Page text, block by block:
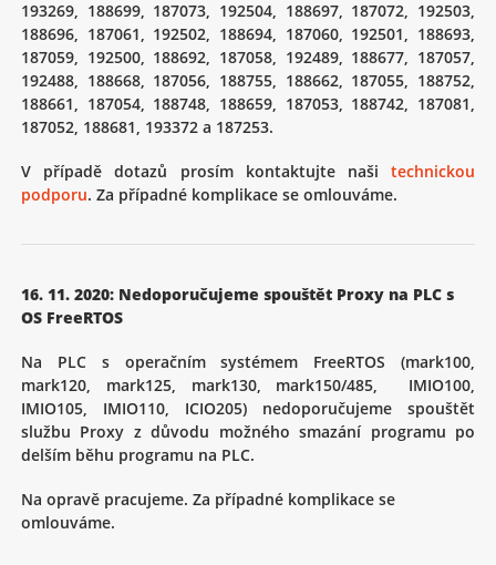
193269, 188699, 187073, 192504, 188697, 187072, 192503,
188696, 187061, 192502, 188694, 187060, 192501, 188693,
187059, 192500, 188692, 187058, 192489, 188677, 187057,
192488, 188668, 187056, 188755, 188662, 187055, 188752,
188661, 187054, 188748, 188659, 187053, 188742, 187081,
187052, 188681, 193372 a 187253.
V případě dotazů prosím kontaktujte naši technickou
podporu. Za případné komplikace se omlouváme.
16. 11. 2020: Nedoporučujeme spouštět Proxy na PLC s
OS FreeRTOS
Na PLC s operačním systémem FreeRTOS (mark100,
mark120, mark125, mark130, mark150/485, IMIO100,
IMIO105, IMIO110, ICIO205) nedoporučujeme spouštět
službu Proxy z důvodu možného smazání programu po
delším běhu programu na PLC.
Na opravě pracujeme. Za případné komplikace se
omlouváme.